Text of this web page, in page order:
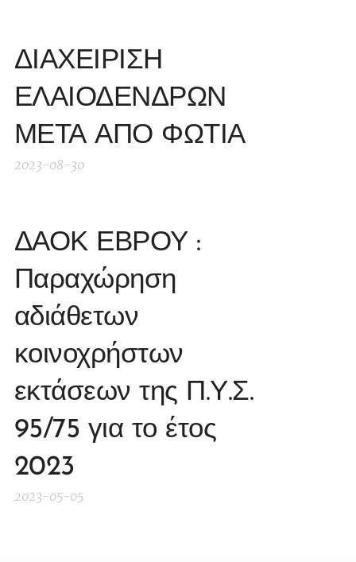
ΔΙΑΧΕΙΡΙΣΗ
ΕΛΑΙΟΔΕΝΔΡΩΝ
ΜΕΤΑ ΑΠΟ ΦΩΤΙΑ
2023-08-30
ΔΑΟΚ ΕΒΡΟΥ :
Παραχώρηση
αδιάθετων
κοινοχρήστων
εκτάσεων της Π.Υ.Σ.
95/75 για το έτος
2023
2023-05-05